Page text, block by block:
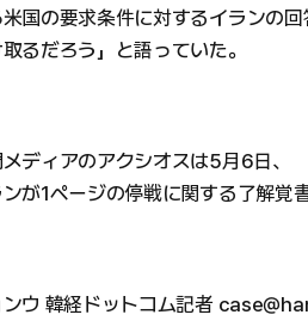
国の要求条件に対するイランの回
るだろう」と語っていた。
ディアのアクシオスは5月6日、
が1ページの停戦に関する了解覚
ンウ 韓経ドットコム記者